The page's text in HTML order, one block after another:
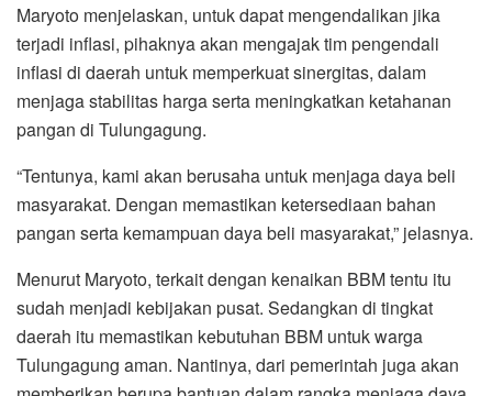
Maryoto menjelaskan, untuk dapat mengendalikan jika
terjadi inflasi, pihaknya akan mengajak tim pengendali
inflasi di daerah untuk memperkuat sinergitas, dalam
menjaga stabilitas harga serta meningkatkan ketahanan
pangan di Tulungagung.
“Tentunya, kami akan berusaha untuk menjaga daya beli
masyarakat. Dengan memastikan ketersediaan bahan
pangan serta kemampuan daya beli masyarakat,” jelasnya.
Menurut Maryoto, terkait dengan kenaikan BBM tentu itu
sudah menjadi kebijakan pusat. Sedangkan di tingkat
daerah itu memastikan kebutuhan BBM untuk warga
Tulungagung aman. Nantinya, dari pemerintah juga akan